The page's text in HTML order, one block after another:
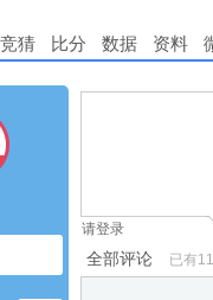
竞猜 比分 数据 资料
1.电脑端新用户
请登录
全部评论 已有